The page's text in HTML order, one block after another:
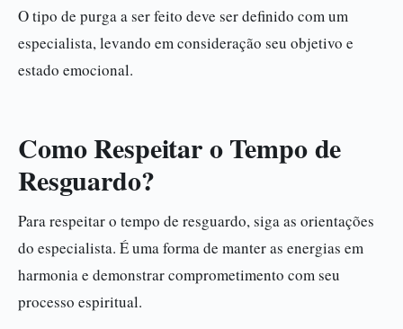
O tipo de purga a ser feito deve ser definido com um
especialista, levando em consideração seu objetivo e
estado emocional.
Como Respeitar o Tempo de
Resguardo?
Para respeitar o tempo de resguardo, siga as orientações
do especialista. É uma forma de manter as energias em
harmonia e demonstrar comprometimento com seu
processo espiritual.